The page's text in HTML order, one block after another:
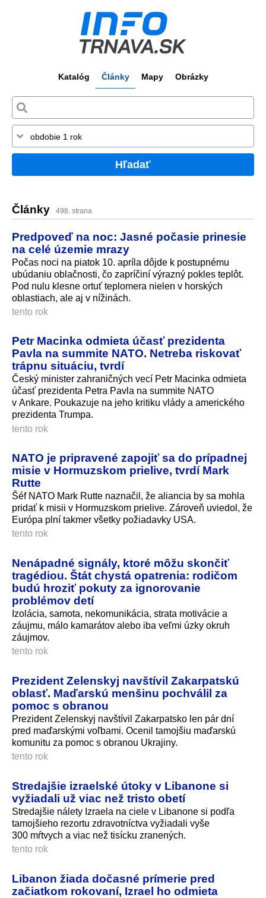
Katalóg Články Mapy Obrázky
Hľadať
Články 498. strana
Predpoveď na noc: Jasné počasie prinesie
na celé územie mrazy
Počas noci na piatok 10. apríla dôjde k postupnému
ubúdaniu oblačnosti, čo zapríčiní výrazný pokles teplôt.
Pod nulu klesne ortuť teplomera nielen v horských
oblastiach, ale aj v nížinách.
tento rok
Petr Macinka odmieta účasť prezidenta
Pavla na summite NATO. Netreba riskovať
trápnu situáciu, tvrdí
Český minister zahraničných vecí Petr Macinka odmieta
účasť prezidenta Petra Pavla na summite NATO
v Ankare. Poukazuje na jeho kritiku vlády a amerického
prezidenta Trumpa.
tento rok
NATO je pripravené zapojiť sa do prípadnej
misie v Hormuzskom prielive, tvrdí Mark
Rutte
Šéf NATO Mark Rutte naznačil, že aliancia by sa mohla
pridať k misii v Hormuzskom prielive. Zároveň uviedol, že
Európa plní takmer všetky požiadavky USA.
tento rok
Nenápadné signály, ktoré môžu skončiť
tragédiou. Štát chystá opatrenia: rodičom
budú hroziť pokuty za ignorovanie
problémov detí
Izolácia, samota, nekomunikácia, strata motivácie a
záujmu, málo kamarátov alebo iba veľmi úzky okruh
záujmov.
tento rok
Prezident Zelenskyj navštívil Zakarpatskú
oblasť. Maďarskú menšinu pochválil za
pomoc s obranou
Prezident Zelenskyj navštívil Zakarpatsko len pár dní
pred maďarskými voľbami. Ocenil tamojšiu maďarskú
komunitu za pomoc s obranou Ukrajiny.
tento rok
Stredajšie izraelské útoky v Libanone si
vyžiadali už viac než tristo obetí
Stredajšie nálety Izraela na ciele v Libanone si podľa
tamojšieho rezortu zdravotníctva vyžiadali vyše
300 mŕtvych a viac než tisícku zranených.
tento rok
Libanon žiada dočasné prímerie pred
začiatkom rokovaní, Izrael ho odmieta